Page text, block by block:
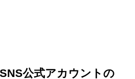
公式アカウントの